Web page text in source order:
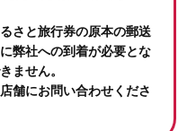
さと旅行券の原本の郵送
弊社への到着が必要とな
ません。
舗にお問い合わせくださ